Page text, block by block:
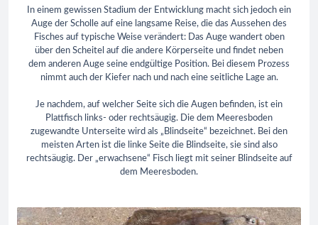
In einem gewissen Stadium der Entwicklung macht sich jedoch ein
Auge der Scholle auf eine langsame Reise, die das Aussehen des
Fisches auf typische Weise verändert: Das Auge wandert oben
über den Scheitel auf die andere Körperseite und findet neben
dem anderen Auge seine endgültige Position. Bei diesem Prozess
nimmt auch der Kiefer nach und nach eine seitliche Lage an.
Je nachdem, auf welcher Seite sich die Augen befinden, ist ein
Plattfisch links- oder rechtsäugig. Die dem Meeresboden
zugewandte Unterseite wird als „Blindseite“ bezeichnet. Bei den
meisten Arten ist die linke Seite die Blindseite, sie sind also
rechtsäugig. Der „erwachsene“ Fisch liegt mit seiner Blindseite auf
dem Meeresboden.